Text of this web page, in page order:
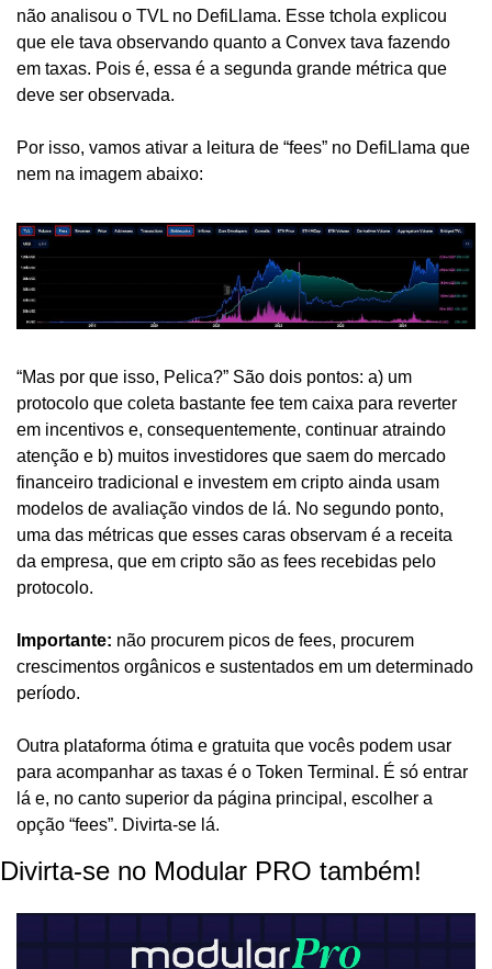
não analisou o TVL no DefiLlama. Esse tchola explicou
que ele tava observando quanto a Convex tava fazendo
em taxas. Pois é, essa é a segunda grande métrica que
deve ser observada.
Por isso, vamos ativar a leitura de “fees” no DefiLlama que
nem na imagem abaixo:
“Mas por que isso, Pelica?” São dois pontos: a) um
protocolo que coleta bastante fee tem caixa para reverter
em incentivos e, consequentemente, continuar atraindo
atenção e b) muitos investidores que saem do mercado
financeiro tradicional e investem em cripto ainda usam
modelos de avaliação vindos de lá. No segundo ponto,
uma das métricas que esses caras observam é a receita
da empresa, que em cripto são as fees recebidas pelo
protocolo.
Importante: não procurem picos de fees, procurem
crescimentos orgânicos e sustentados em um determinado
período.
Outra plataforma ótima e gratuita que vocês podem usar
para acompanhar as taxas é o Token Terminal. É só entrar
lá e, no canto superior da página principal, escolher a
opção “fees”. Divirta-se lá.
Divirta-se no Modular PRO também!